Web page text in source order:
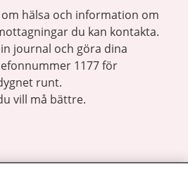
hälsa och information om
du kan kontakta.
journal och göra dina
1177 för
runt.
vill må bättre.